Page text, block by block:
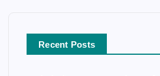
r
Recent Posts